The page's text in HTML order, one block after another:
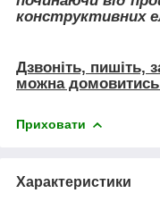
конструктивних
Дзвоніть, пишіть,
можна
Приховати
Характеристики